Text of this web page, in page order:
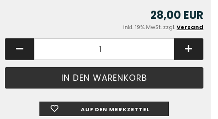
28,00 EUR
inkl. 19% MwSt. zzgl.Versand
AUF DEN MERKZETTEL